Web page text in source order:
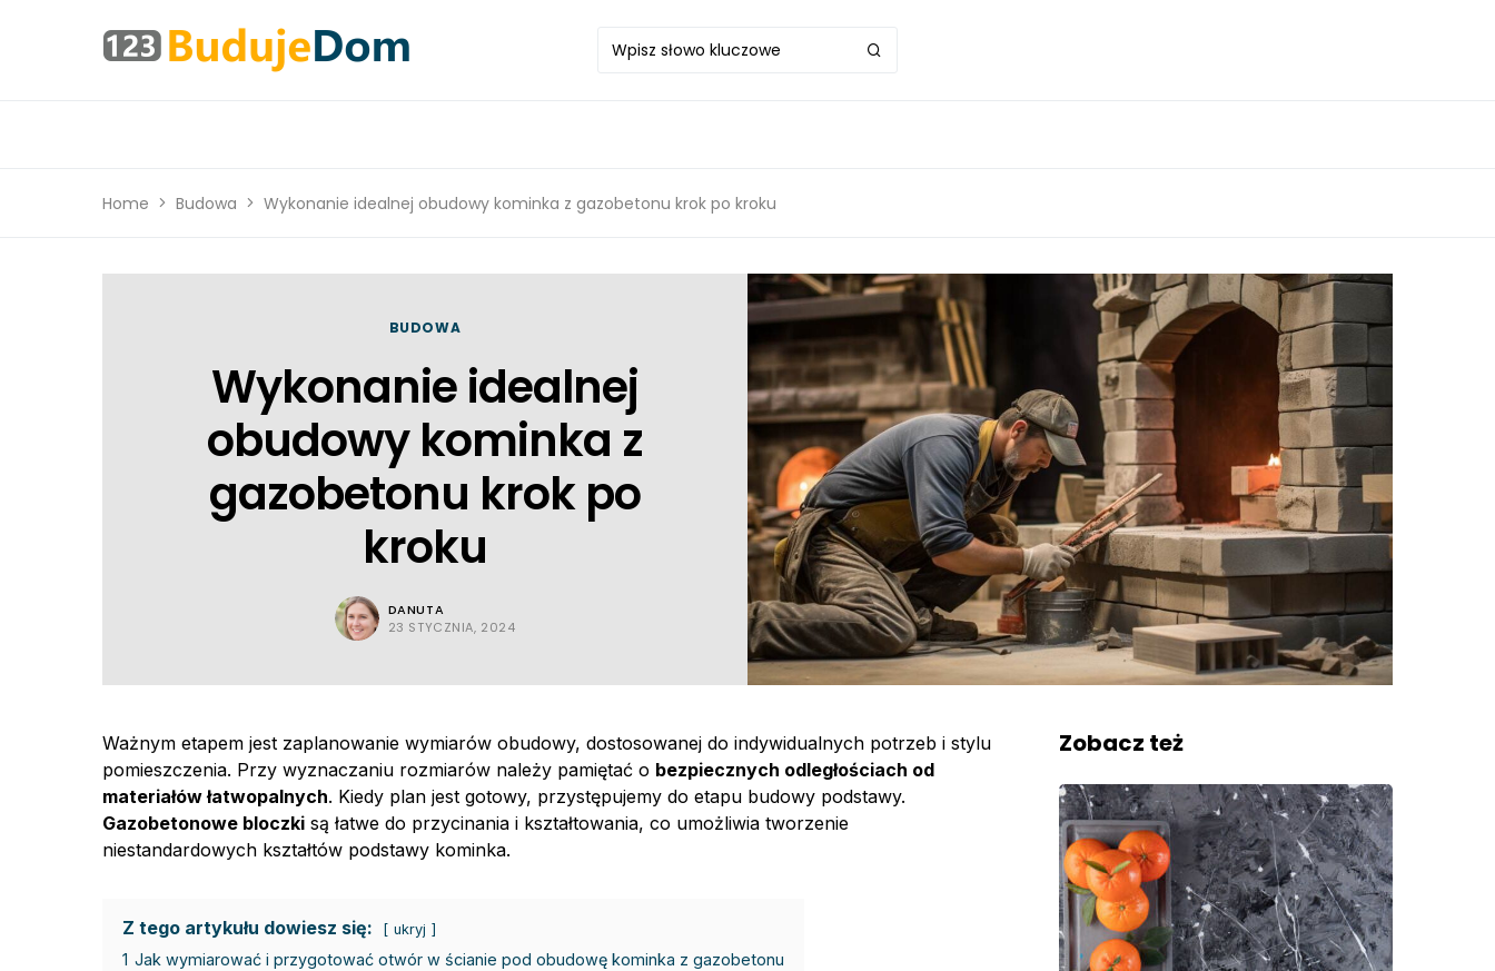
Home Budowa Wykonanie idealnej obudowy kominka z gazobetonu krok po kroku
BUDOWA
Wykonanie idealnej
obudowy kominka z
gazobetonu krok po
kroku
DANUTA
23 STYCZNIA, 2024
Ważnym etapem jest zaplanowanie wymiarów obudowy, dostosowanej do indywidualnych potrzeb i stylu
pomieszczenia. Przy wyznaczaniu rozmiarów należy pamiętać o bezpiecznych odległościach od
materiałów łatwopalnych. Kiedy plan jest gotowy, przystępujemy do etapu budowy podstawy.
Gazobetonowe bloczki są łatwe do przycinania i kształtowania, co umożliwia tworzenie
niestandardowych kształtów podstawy kominka.
Z tego artykułu dowiesz się: ukryj
1 Jak wymiarować i przygotować otwór w ścianie pod obudowę kominka z gazobetonu
Zobacz też